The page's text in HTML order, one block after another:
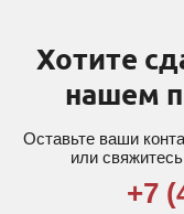
Хотите
нашем
Оставьте ваши
или
+7